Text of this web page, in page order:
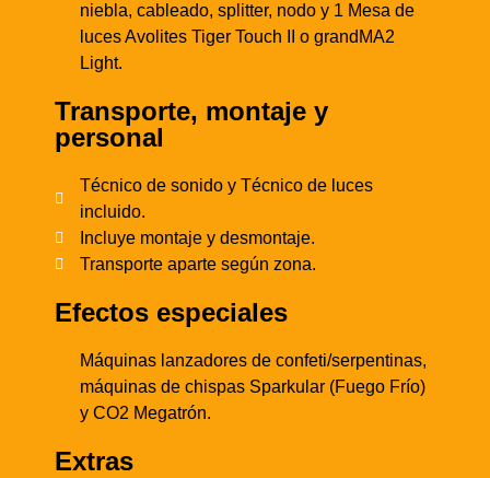
niebla, cableado, splitter, nodo y 1 Mesa de
luces Avolites Tiger Touch II o grandMA2
Light.
Transporte, montaje y
personal
Técnico de sonido y Técnico de luces
incluido.
Incluye montaje y desmontaje.
Transporte aparte según zona.
Efectos especiales
Máquinas lanzadores de confeti/serpentinas,
máquinas de chispas Sparkular (Fuego Frío)
y CO2 Megatrón.
Extras